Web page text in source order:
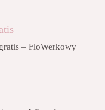
– FloWerkowy